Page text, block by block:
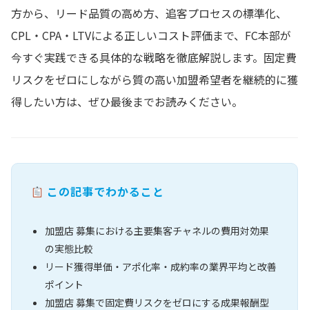
方から、リード品質の高め方、追客プロセスの標準化、
CPL・CPA・LTVによる正しいコスト評価まで、FC本部が
今すぐ実践できる具体的な戦略を徹底解説します。固定費
リスクをゼロにしながら質の高い加盟希望者を継続的に獲
得したい方は、ぜひ最後までお読みください。
この記事でわかること
加盟店 募集における主要集客チャネルの費用対効果
の実態比較
リード獲得単価・アポ化率・成約率の業界平均と改善
ポイント
加盟店 募集で固定費リスクをゼロにする成果報酬型